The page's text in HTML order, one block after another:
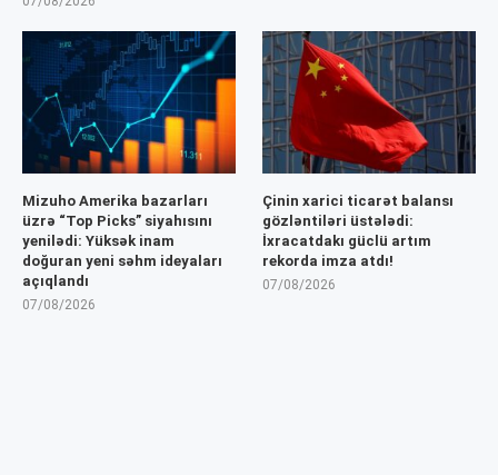
Mizuho Amerika bazarları
üzrə “Top Picks” siyahısını
yenilədi: Yüksək inam
doğuran yeni səhm ideyaları
açıqlandı
07/08/2026
Çinin xarici ticarət balansı
gözləntiləri üstələdi:
İxracatdakı güclü artım
rekorda imza atdı!
07/08/2026